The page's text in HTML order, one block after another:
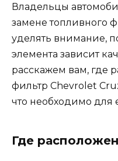
Владельцы
замене топливного
уделять внимание,
элемента зависит
расскажем вам, где
фильтр Chevrolet
что необходимо для
Где